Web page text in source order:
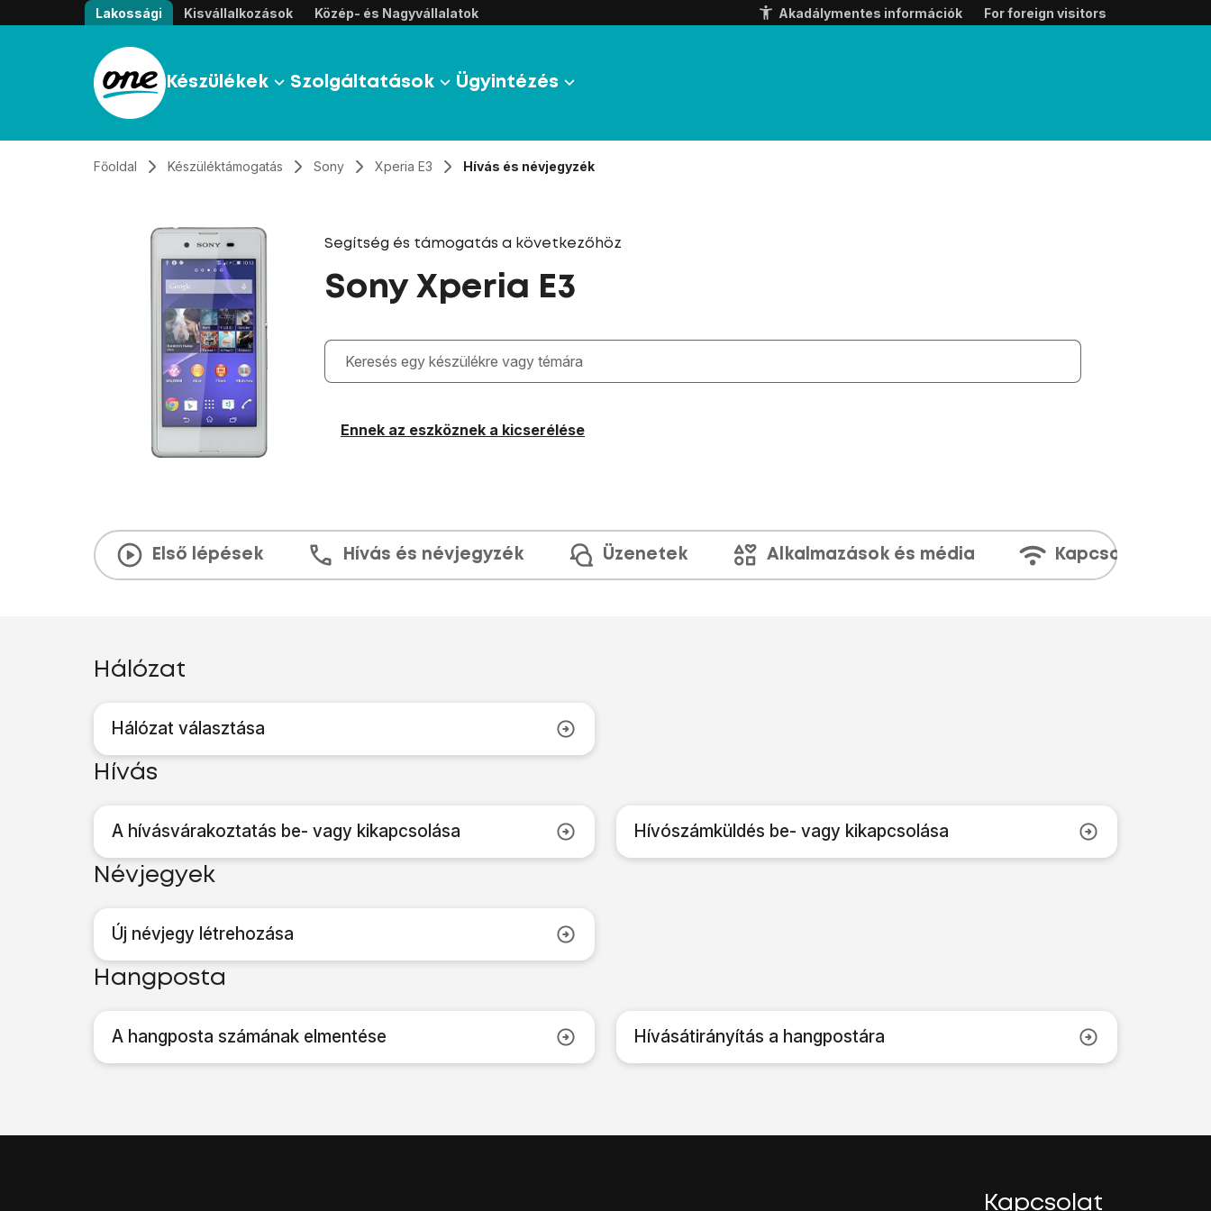
Átugrás, tovább a tartalomhoz
Lakossági Kisvállalkozások Közép- és Nagyvállalatok Akadálymentes információk For foreign visitors
Készülékek Szolgáltatások Ügyintézés
Főoldal Készüléktámogatás Sony Xperia E3 Hívás és névjegyzék
Segítség és támogatás a következőhöz
Sony Xperia E3
Gépelés közben megjelennek a keresési javaslatok a mező alatt
Ennek az eszköznek a kicserélése
Első lépések Hívás és névjegyzék Üzenetek Alkalmazások és média Kapcsolatok
Hálózat
Hálózat választása
Hívás
A hívásvárakoztatás be- vagy kikapcsolása Hívószámküldés be- vagy kikapcsolása
Névjegyek
Új névjegy létrehozása
Hangposta
A hangposta számának elmentése Hívásátirányítás a hangpostára
Kapcsolat